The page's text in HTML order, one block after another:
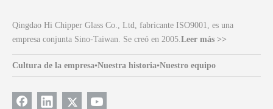
Qingdao Hi Chipper Glass Co., Ltd, fabricante ISO9001, es una
empresa conjunta Sino-Taiwan. Se creó en 2005.Leer más >>
Cultura de la empresa▪Nuestra historia▪Nuestro equipo